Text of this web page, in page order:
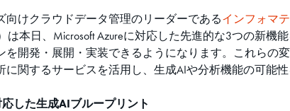
向けクラウドデータ管理のリーダーであるインフォマ
は本日、Microsoft Azureに対応した先進的な3つの新
開発・展開・実装できるようになります。これらの
関するサービスを活用し、生成AIや分析機能の可能
した生成AIブループリント